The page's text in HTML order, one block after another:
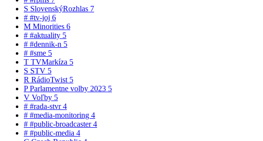
S SlovenskýRozhlas 7
# #tv-joj 6
M Minorities 6
# #aktuality 5
# #dennik-n 5
# #sme 5
T TVMarkíza 5
S STV 5
R RádioTwist 5
PParlamentne volby 2023 5
V Voľby 5
# #rada-stvr4
# #media-monitoring 4
# #public-broadcaster4
# #public-media 4